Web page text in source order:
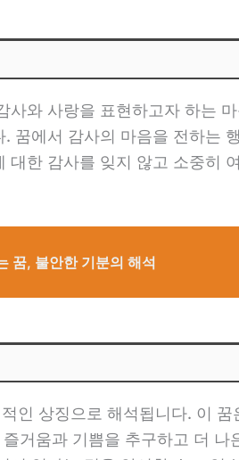
와 사랑을 표현하고자 하는
꿈에서 감사의 마음을 전하는
대한 감사를 잊지 않고 소중히
꿈, 불안한 기분의 해석
인 상징으로 해석됩니다. 이
거움과 기쁨을 추구하고 더